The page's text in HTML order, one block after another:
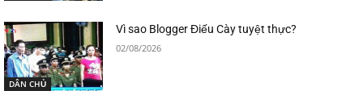
DÂN CHỦ
Vì sao Blogger Điếu Cày tuyệt thực?
02/08/2026